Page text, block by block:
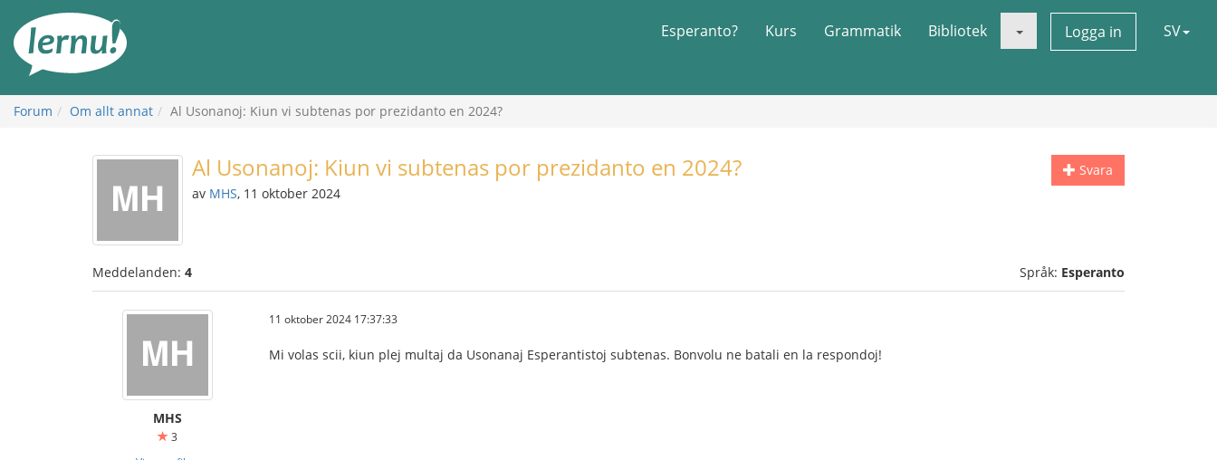
sidans
innehåll
Esperanto? Kurs Grammatik Bibliotek Logga in SV
Forum Om allt annat Al Usonanoj: Kiun vi subtenas por prezidanto en 2024?
Svara
Al Usonanoj: Kiun vi subtenas por prezidanto en 2024?
av MHS, 11 oktober 2024
Meddelanden: 4 Språk: Esperanto
MHS
3
11 oktober 2024 17:37:33
Mi volas scii, kiun plej multaj da Usonanaj Esperantistoj subtenas. Bonvolu ne batali en la respondoj!